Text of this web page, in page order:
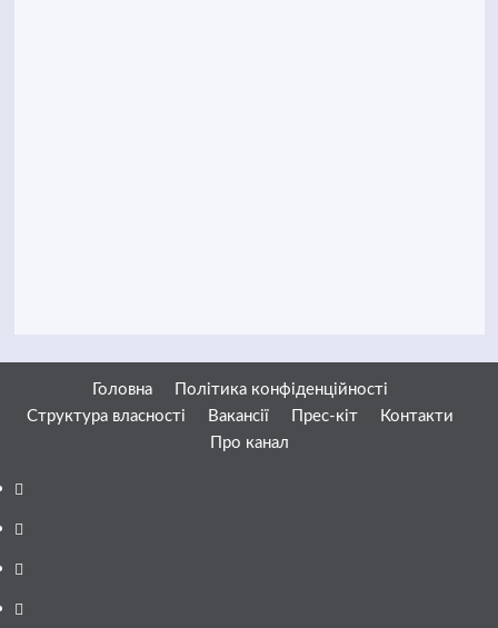
Головна
Політика конфіденційності
Структура власності
Вакансії Прес-кіт
Контакти
Про канал
Facebook
YouTube
Telegram
Instagram